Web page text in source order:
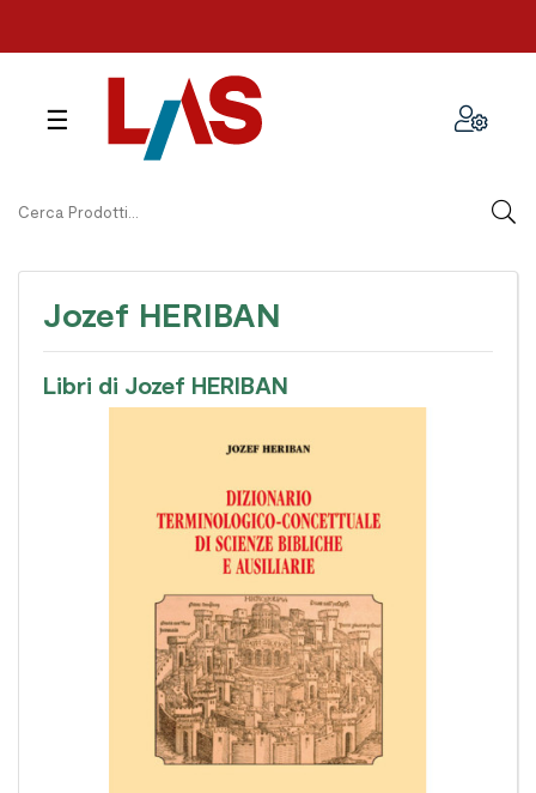
navigazione
☰
Jozef HERIBAN
Libri di Jozef HERIBAN